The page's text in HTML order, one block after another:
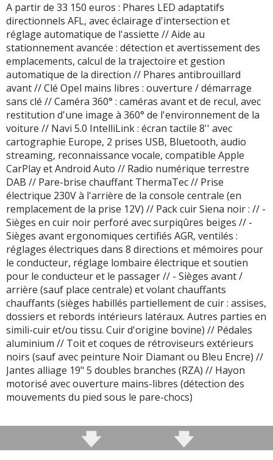
A partir de 33 150 euros : Phares LED adaptatifs
directionnels AFL, avec éclairage d'intersection et
réglage automatique de l'assiette // Aide au
stationnement avancée : détection et avertissement des
emplacements, calcul de la trajectoire et gestion
automatique de la direction // Phares antibrouillard
avant // Clé Opel mains libres : ouverture / démarrage
sans clé // Caméra 360° : caméras avant et de recul, avec
restitution d'une image à 360° de l'environnement de la
voiture // Navi 5.0 IntelliLink : écran tactile 8'' avec
cartographie Europe, 2 prises USB, Bluetooth, audio
streaming, reconnaissance vocale, compatible Apple
CarPlay et Android Auto // Radio numérique terrestre
DAB // Pare-brise chauffant ThermaTec // Prise
électrique 230V à l'arrière de la console centrale (en
remplacement de la prise 12V) // Pack cuir Siena noir : // -
Sièges en cuir noir perforé avec surpiqûres beiges // -
Sièges avant ergonomiques certifiés AGR, ventilés :
réglages électriques dans 8 directions et mémoires pour
le conducteur, réglage lombaire électrique et soutien
pour le conducteur et le passager // - Sièges avant /
arrière (sauf place centrale) et volant chauffants
chauffants (sièges habillés partiellement de cuir : assises,
dossiers et rebords intérieurs latéraux. Autres parties en
simili-cuir et/ou tissu. Cuir d'origine bovine) // Pédales
aluminium // Toit et coques de rétroviseurs extérieurs
noirs (sauf avec peinture Noir Diamant ou Bleu Encre) //
Jantes alliage 19" 5 doubles branches (RZA) // Hayon
motorisé avec ouverture mains-libres (détection des
mouvements du pied sous le pare-chocs)